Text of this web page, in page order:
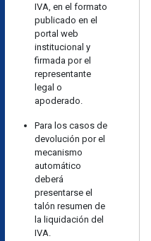
IVA, en el formato
publicado en el
portal web
institucional y
firmada por el
representante
legal o
apoderado.
Para los casos de
devolución por el
mecanismo
automático
deberá
presentarse el
talón resumen de
la liquidación del
IVA.